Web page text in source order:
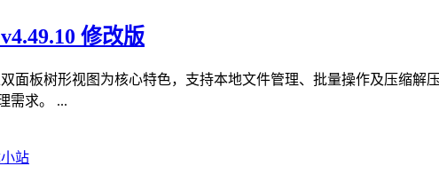
修改版
面板树形视图为核心特色，支持本地文件管理、批量操作及压缩解
需求。 ...